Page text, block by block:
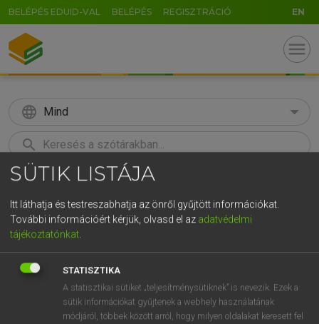
BELÉPÉS EDUID-VAL BELÉPÉS REGISZTRÁCIÓ EN
menu
language Mind
search
KERESÉS
Európai uniós terminológiai szótár
SÜTIK LISTÁJA
Itt láthatja és testreszabhatja az önről gyűjtött információkat.
További információért kérjük, olvasd el az adatvédelmi
tájékoztatónkat.
STATISZTIKA
A statisztikai sütiket „teljesítménysütiknek” is nevezik. Ezek a
sütik információkat gyűjtenek a webhely használatának
módjáról, többek között arról, hogy milyen oldalakat keresett fel
GR
t z u i o p
g h j k l é á ű Ω
n m , . AltGr